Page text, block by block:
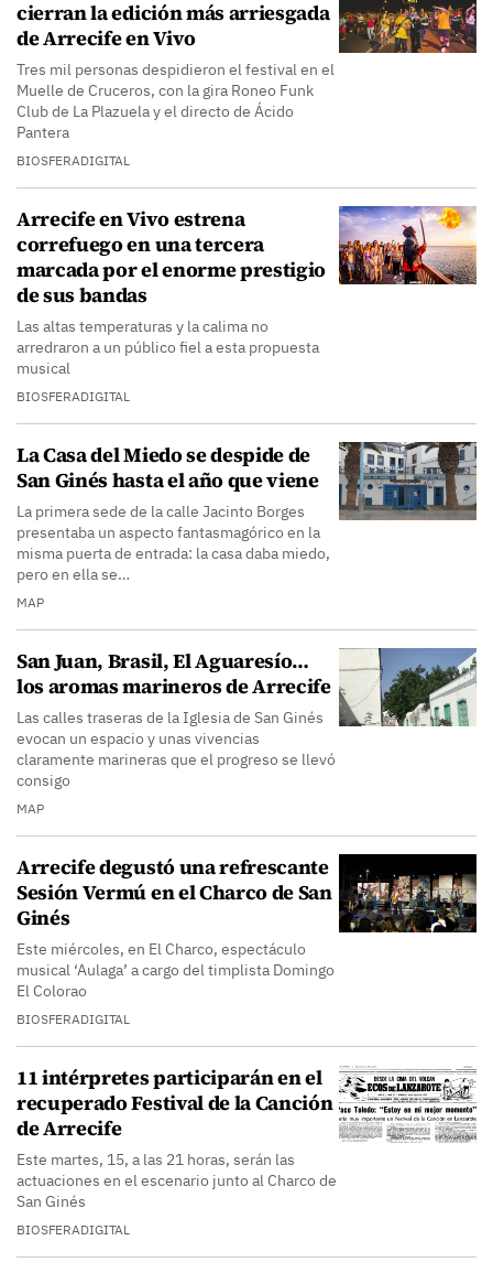
cierran la edición más arriesgada
de Arrecife en Vivo
Tres mil personas despidieron el festival en el
Muelle de Cruceros, con la gira Roneo Funk
Club de La Plazuela y el directo de Ácido
Pantera
BIOSFERADIGITAL
Arrecife en Vivo estrena
correfuego en una tercera
marcada por el enorme prestigio
de sus bandas
Las altas temperaturas y la calima no
arredraron a un público fiel a esta propuesta
musical
BIOSFERADIGITAL
La Casa del Miedo se despide de
San Ginés hasta el año que viene
La primera sede de la calle Jacinto Borges
presentaba un aspecto fantasmagórico en la
misma puerta de entrada: la casa daba miedo,
pero en ella se…
MAP
San Juan, Brasil, El Aguaresío…
los aromas marineros de Arrecife
Las calles traseras de la Iglesia de San Ginés
evocan un espacio y unas vivencias
claramente marineras que el progreso se llevó
consigo
MAP
Arrecife degustó una refrescante
Sesión Vermú en el Charco de San
Ginés
Este miércoles, en El Charco, espectáculo
musical ‘Aulaga’ a cargo del timplista Domingo
El Colorao
BIOSFERADIGITAL
11 intérpretes participarán en el
recuperado Festival de la Canción
de Arrecife
Este martes, 15, a las 21 horas, serán las
actuaciones en el escenario junto al Charco de
San Ginés
BIOSFERADIGITAL